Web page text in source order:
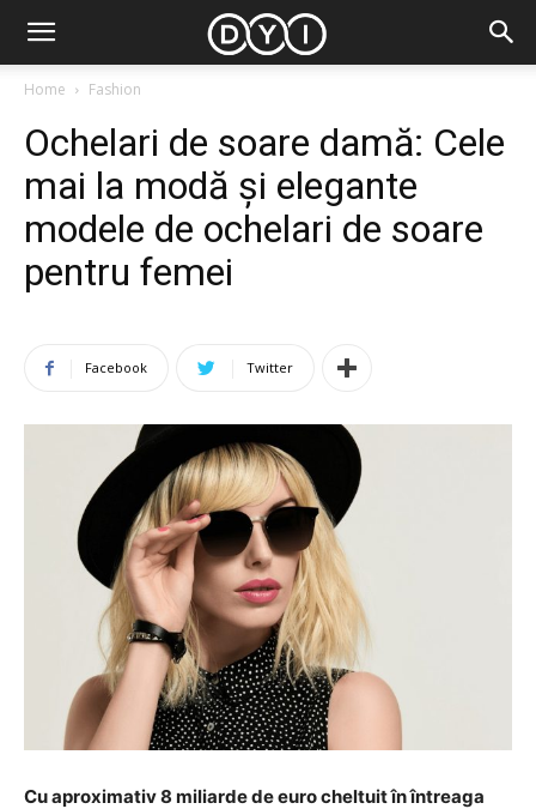
Home Fashion
Ochelari de soare damă: Cele
mai la modă și elegante
modele de ochelari de soare
pentru femei
Facebook Twitter
Cu aproximativ 8 miliarde de euro cheltuit în întreaga